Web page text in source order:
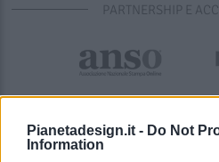
Pianetadesign.it - Do Not
Information
PARTNERSHIP E